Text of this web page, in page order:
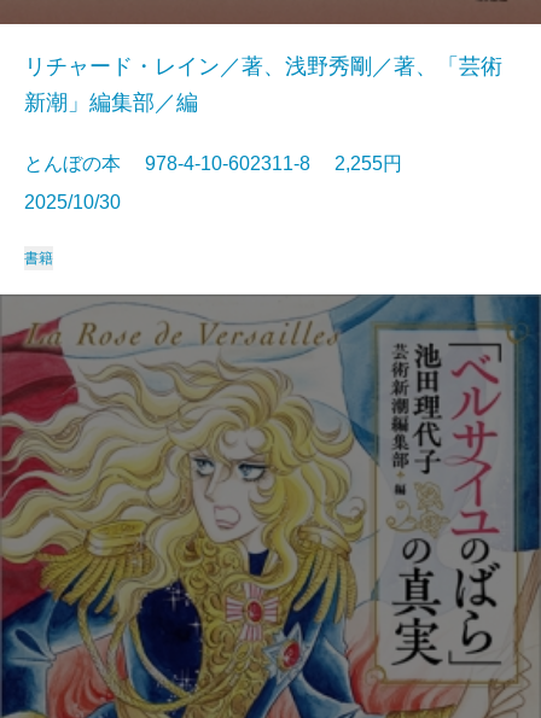
リチャード・レイン／著、浅野秀剛／著、「芸術
新潮」編集部／編
とんぼの本 978-4-10-602311-8 2,255円
2025/10/30
書籍